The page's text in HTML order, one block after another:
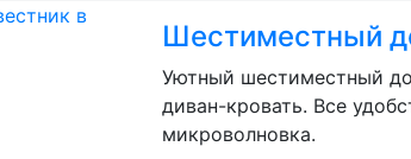
Шестиместный
Уютный шестиместный
диван-кровать. Все
микроволновка.